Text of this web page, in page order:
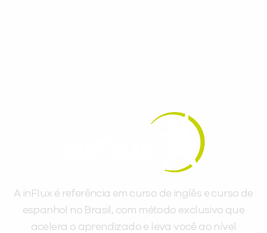
A inFlux é referência em curso de inglês e curso de
espanhol no Brasil, com método exclusivo que
acelera o aprendizado e leva você ao nível